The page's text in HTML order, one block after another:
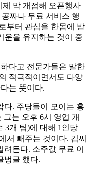
막 개점해 오픈행사
짜나 무료 서비스 행
부터 관심을 한몸에 받
운을 유지하는 것이 중
다고 전문가들은 말한
적극적이면서도 다양
는 뜻이다.
다. 주당들이 모이는 홍
는 오후 6시 영업 개
3개 팀)에 대해 1인당
서 빼주는 것이다. 김씨
든다. 소주값 무료 이
벙글 했다.